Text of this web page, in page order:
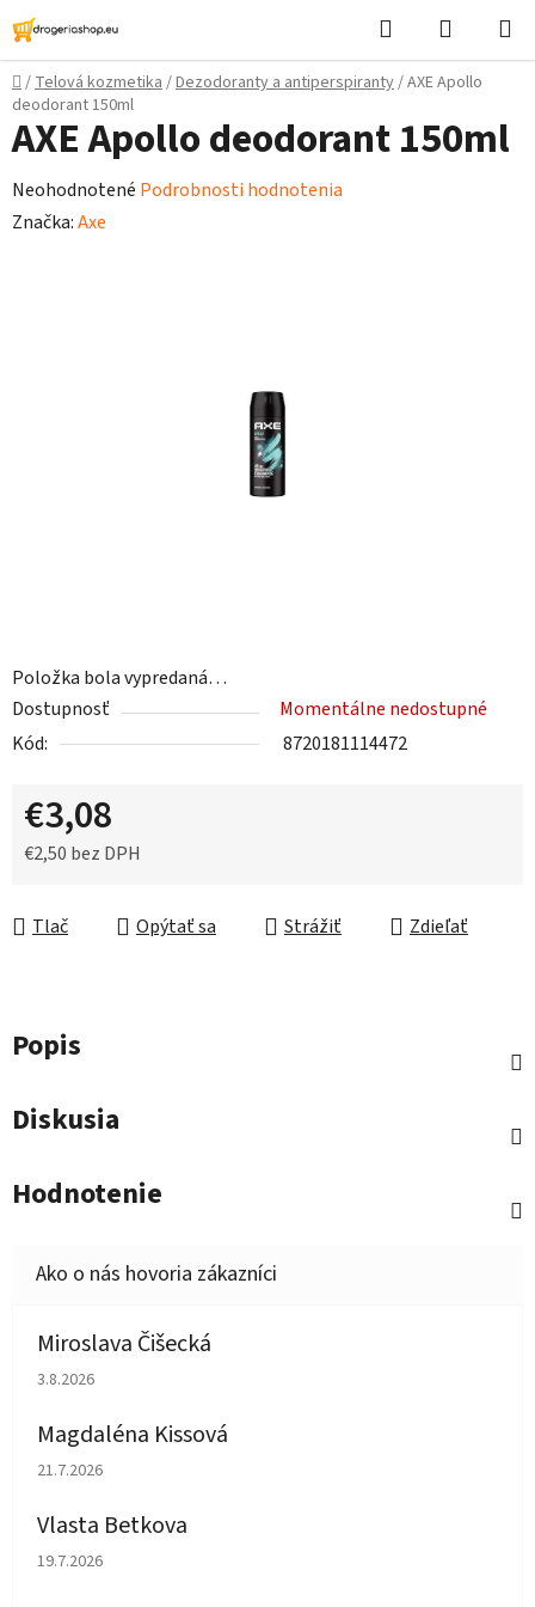
Prejsť
na
obsah
Hľadať
košík
Domov
/Telová kozmetika/Dezodoranty a antiperspiranty/AXE Apollo
deodorant 150ml
Položka bola vypredaná…
Dostupnosť
Momentálne nedostupné
Kód:
8720181114472
€3,08
€2,50 bez DPH
Tlač
Opýtať sa Strážiť Zdieľať
AXE Apollo deodorant 150ml
Priemerné
hodnotenie
Neohodnotené Podrobnosti hodnotenia
Značka:Axe
Popis
Diskusia
Hodnotenie
Miroslava Čišecká
Hodnotenie obchodu je 1 z 5 hviezdičiek.
3.8.2026
Magdaléna Kissová
Hodnotenie obchodu je 5 z 5 hviezdičiek.
21.7.2026
Vlasta Betkova
Hodnotenie obchodu je 5 z 5 hviezdičiek.
19.7.2026